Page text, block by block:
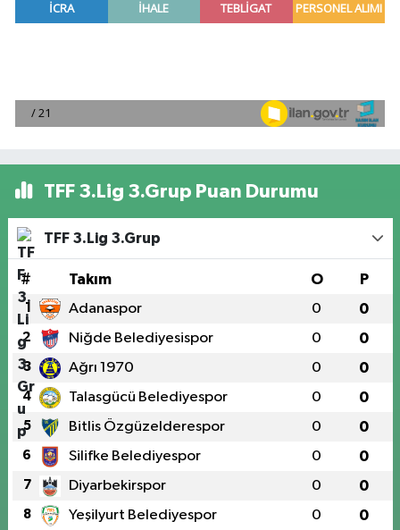
TFF 3.Lig 3.Grup Puan Durumu
TFF 3.Lig 3.Grup
# Takım O P
1 Adanaspor 0 0
2 Niğde Belediyesispor 0 0
3 Ağrı 1970 0 0
4 Talasgücü Belediyespor 0 0
5 Bitlis Özgüzelderespor 0 0
6 Silifke Belediyespor 0 0
7 Diyarbekirspor 0 0
8 Yeşilyurt Belediyespor 0 0